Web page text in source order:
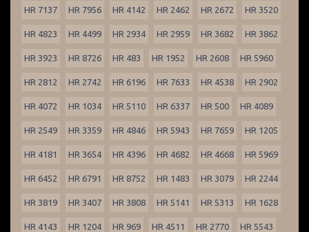
HR 7137 HR 7956 HR 4142 HR 2462 HR 2672 HR 3520
HR 4823 HR 4499 HR 2934 HR 2959 HR 3682 HR 3862
HR 3923 HR 8726 HR 483 HR 1952 HR 2608 HR 5960
HR 2812 HR 2742 HR 6196 HR 7633 HR 4538 HR 2902
HR 4072 HR 1034 HR 5110 HR 6337 HR 500 HR 4089
HR 2549 HR 3359 HR 4846 HR 5943 HR 7659 HR 1205
HR 4181 HR 3654 HR 4396 HR 4682 HR 4668 HR 5969
HR 6452 HR 6791 HR 8752 HR 1483 HR 3079 HR 2244
HR 3819 HR 3407 HR 3808 HR 5141 HR 5313 HR 1628
HR 4143 HR 1204 HR 969 HR 4511 HR 2770 HR 5543